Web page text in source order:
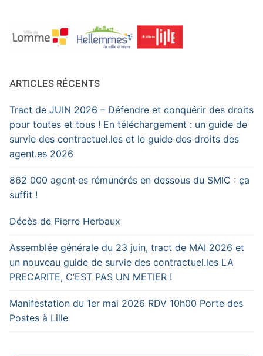
ARTICLES RÉCENTS
Tract de JUIN 2026 – Défendre et conquérir des droits
pour toutes et tous ! En téléchargement : un guide de
survie des contractuel.les et le guide des droits des
agent.es 2026
862 000 agent·es rémunérés en dessous du SMIC : ça
suffit !
Décès de Pierre Herbaux
Assemblée générale du 23 juin, tract de MAI 2026 et
un nouveau guide de survie des contractuel.les LA
PRECARITE, C’EST PAS UN METIER !
Manifestation du 1er mai 2026 RDV 10h00 Porte des
Postes à Lille